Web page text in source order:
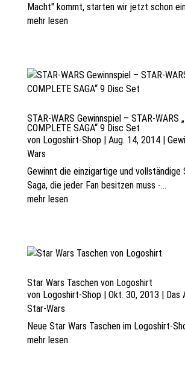
Macht" kommt, starten wir jetzt schon
mehr lesen
STAR-WARS Gewinnspiel – STAR-WARS
COMPLETE SAGA“ 9 Disc Set
von Logoshirt-Shop| Aug. 14, 2014|
Wars
Gewinnt die einzigartige und vollständige
Saga, die jeder Fan besitzen muss -...
mehr lesen
Star Wars Taschen von Logoshirt
von Logoshirt-Shop| Okt. 30, 2013 | Das
Star-Wars
Neue Star Wars Taschen im Logoshirt-
mehr lesen